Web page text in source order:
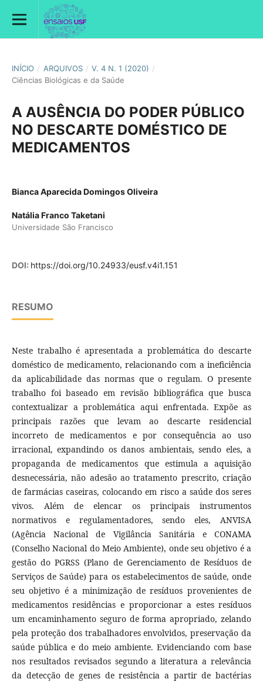
INÍCIO / ARQUIVOS / V. 4 N. 1 (2020) /
Ciências Biológicas e da Saúde
A AUSÊNCIA DO PODER PÚBLICO
NO DESCARTE DOMÉSTICO DE
MEDICAMENTOS
Bianca Aparecida Domingos Oliveira
Natália Franco Taketani
Universidade São Francisco
DOI: https://doi.org/10.24933/eusf.v4i1.151
RESUMO
Neste trabalho é apresentada a problemática do descarte
doméstico de medicamento, relacionando com a ineficiência
da aplicabilidade das normas que o regulam. O presente
trabalho foi baseado em revisão bibliográfica que busca
contextualizar a problemática aqui enfrentada. Expõe as
principais razões que levam ao descarte residencial
incorreto de medicamentos e por consequência ao uso
irracional, expandindo os danos ambientais, sendo eles, a
propaganda de medicamentos que estimula a aquisição
desnecessária, não adesão ao tratamento prescrito, criação
de farmácias caseiras, colocando em risco a saúde dos seres
vivos. Além de elencar os principais instrumentos
normativos e regulamentadores, sendo eles, ANVISA
(Agência Nacional de Vigilância Sanitária e CONAMA
(Conselho Nacional do Meio Ambiente), onde seu objetivo é a
gestão do PGRSS (Plano de Gerenciamento de Resíduos de
Serviços de Saúde) para os estabelecimentos de saúde, onde
seu objetivo é a minimização de resíduos provenientes de
medicamentos residências e proporcionar a estes resíduos
um encaminhamento seguro de forma apropriado, zelando
pela proteção dos trabalhadores envolvidos, preservação da
saúde pública e do meio ambiente. Evidenciando com base
nos resultados revisados segundo a literatura a relevância
da detecção de genes de resistência a partir de bactérias